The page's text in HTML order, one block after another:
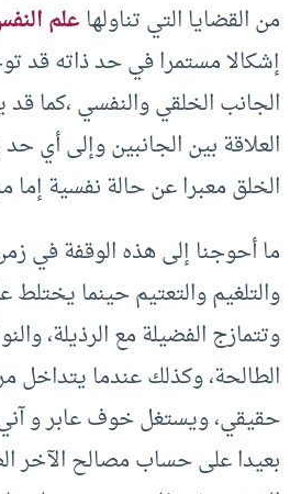
من القضايا التي تناولهاعلم
إشكالا مستمرا في حد ذاته قد
الجانب الخلقي والنفسي ،كما
العلاقة بين الجانبين وإلى أي
الخلق معبرا عن حالة نفسية
ما أحوجنا إلى هذه الوقفة في
والتلغيم والتعتيم حينما يختلط
وتتمازج الفضيلة مع الرذيلة،
الطالحة، وكذلك عندما
حقيقي، ويستغل خوف عابر و
بعيدا على حساب مصالح الآخر